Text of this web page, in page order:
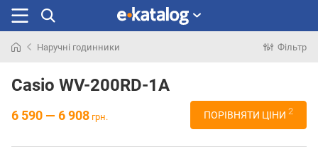
раніше
Наручні годинники Фільтр
Casio WV-200RD-1A
6 590 — 6 908 грн. ПОРІВНЯТИ ЦІНИ 2